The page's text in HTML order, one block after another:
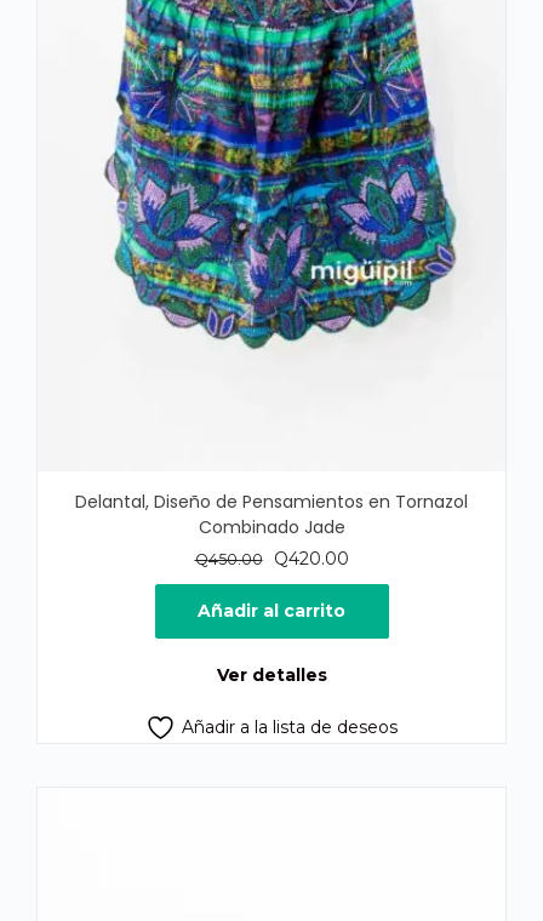
Delantal, Diseño de Pensamientos en Tornazol
Combinado Jade
Q450.00
El
precio
original
era:
Q420.00El
precio
es:
Añadir al carrito
Ver detalles
Añadir a la lista de deseos